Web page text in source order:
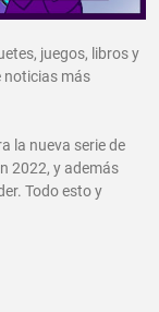
juegos, libros y
noticias más
la nueva serie de
2022, y además
Todo esto y